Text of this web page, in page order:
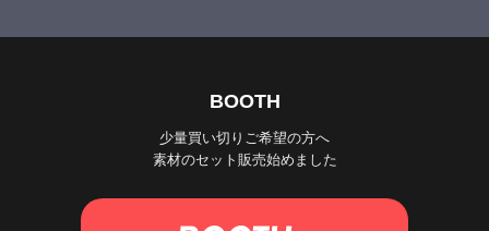
BOOTH
少量買い切りご希望の方へ
素材のセット販売始めました